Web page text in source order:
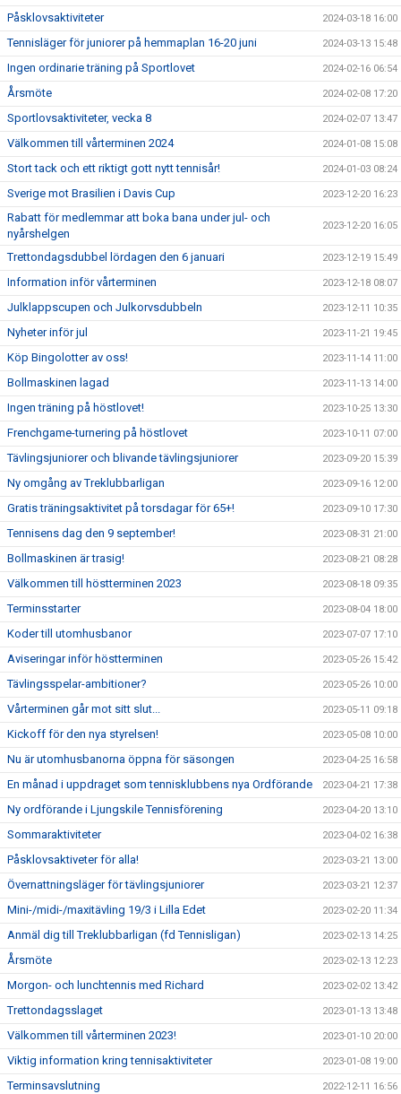
Påsklovsaktiviteter 2024-03-18 16:00
Tennisläger för juniorer på hemmaplan 16-20 juni 2024-03-13 15:48
Ingen ordinarie träning på Sportlovet 2024-02-16 06:54
Årsmöte 2024-02-08 17:20
Sportlovsaktiviteter, vecka 8 2024-02-07 13:47
Välkommen till vårterminen 2024 2024-01-08 15:08
Stort tack och ett riktigt gott nytt tennisår! 2024-01-03 08:24
Sverige mot Brasilien i Davis Cup 2023-12-20 16:23
Rabatt för medlemmar att boka bana under jul- och
nyårshelgen
2023-12-20 16:05
Trettondagsdubbel lördagen den 6 januari 2023-12-19 15:49
Information inför vårterminen 2023-12-18 08:07
Julklappscupen och Julkorvsdubbeln 2023-12-11 10:35
Nyheter inför jul 2023-11-21 19:45
Köp Bingolotter av oss! 2023-11-14 11:00
Bollmaskinen lagad 2023-11-13 14:00
Ingen träning på höstlovet! 2023-10-25 13:30
Frenchgame-turnering på höstlovet 2023-10-11 07:00
Tävlingsjuniorer och blivande tävlingsjuniorer 2023-09-20 15:39
Ny omgång av Treklubbarligan 2023-09-16 12:00
Gratis träningsaktivitet på torsdagar för 65+! 2023-09-10 17:30
Tennisens dag den 9 september! 2023-08-31 21:00
Bollmaskinen är trasig! 2023-08-21 08:28
Välkommen till höstterminen 2023 2023-08-18 09:35
Terminsstarter 2023-08-04 18:00
Koder till utomhusbanor 2023-07-07 17:10
Aviseringar inför höstterminen 2023-05-26 15:42
Tävlingsspelar-ambitioner? 2023-05-26 10:00
Vårterminen går mot sitt slut... 2023-05-11 09:18
Kickoff för den nya styrelsen! 2023-05-08 10:00
Nu är utomhusbanorna öppna för säsongen 2023-04-25 16:58
En månad i uppdraget som tennisklubbens nya Ordförande 2023-04-21 17:38
Ny ordförande i Ljungskile Tennisförening 2023-04-20 13:10
Sommaraktiviteter 2023-04-02 16:38
Påsklovsaktiveter för alla! 2023-03-21 13:00
Övernattningsläger för tävlingsjuniorer 2023-03-21 12:37
Mini-/midi-/maxitävling 19/3 i Lilla Edet 2023-02-20 11:34
Anmäl dig till Treklubbarligan (fd Tennisligan) 2023-02-13 14:25
Årsmöte 2023-02-13 12:23
Morgon- och lunchtennis med Richard 2023-02-02 13:42
Trettondagsslaget 2023-01-13 13:48
Välkommen till vårterminen 2023! 2023-01-10 20:00
Viktig information kring tennisaktiviteter 2023-01-08 19:00
Terminsavslutning 2022-12-11 16:56